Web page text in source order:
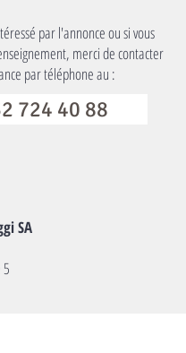
par l'annonce ou si vous
merci de contacter
par téléphone au :
724 40 88
SA